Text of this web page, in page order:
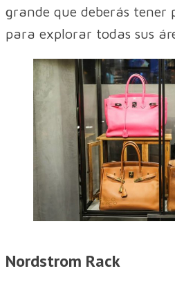
grande que deberás tener
para explorar todas sus
Nordstrom Rack